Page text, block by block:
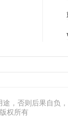
，否则后果自负
权所有